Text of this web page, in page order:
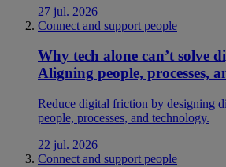
27 jul. 2026
Connect and support people
Why tech alone can’t solve
Aligning people, processes,
Reduce digital friction by designing
people, processes, and technology.
22 jul. 2026
Connect and support people